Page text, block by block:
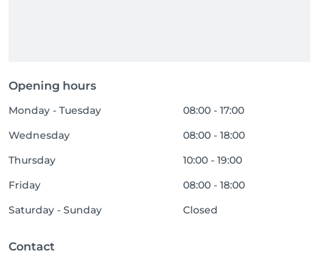
Opening hours
Monday - Tuesday
08:00 - 17:00
Wednesday
08:00 - 18:00
Thursday
10:00 - 19:00
Friday
08:00 - 18:00
Saturday - Sunday
Closed
Contact